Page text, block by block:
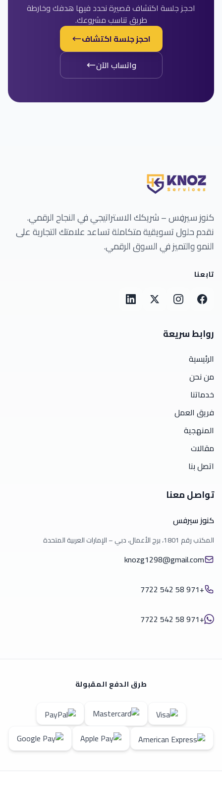
احجز جلسة اكتشاف قصيرة نحدد فيها هدفك وخارطة
طريق تناسب مشروعك.
احجز جلسة اكتشاف
واتساب الآن
كنوز سيرفِس – شريكك الاستراتيجي في النجاح الرقمي.
نقدم حلول تسويقية متكاملة تساعد علامتك التجارية على
النمو والتميز في السوق الرقمي.
تابعنا
روابط سريعة
الرئيسية
من نحن
خدماتنا
فريق العمل
المنهجية
مقالات
اتصل بنا
تواصل معنا
كنوز سيرفس
المكتب رقم 1801، برج الأعمال، دبي – الإمارات العربية المتحدة
knozg1298@gmail.com
+971 58 542 7722
+971 58 542 7722
طرق الدفع المقبولة